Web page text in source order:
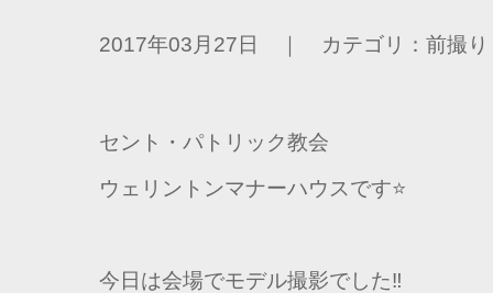
2017年03月27日 ｜ カテゴリ：前撮り
セント・パトリック教会
ウェリントンマナーハウスです⭐
今日は会場でモデル撮影でした‼